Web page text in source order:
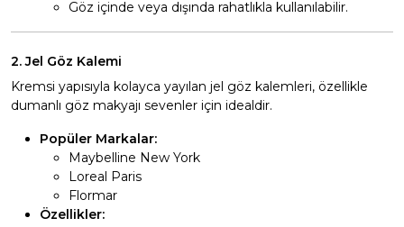
Göz içinde veya dışında rahatlıkla kullanılabilir.
2. Jel Göz Kalemi
Kremsi yapısıyla kolayca yayılan jel göz kalemleri, özellikle
dumanlı göz makyajı sevenler için idealdir.
Popüler Markalar:
Maybelline New York
Loreal Paris
Flormar
Özellikler: